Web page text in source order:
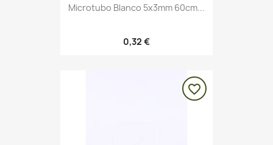
Microtubo Blanco 5x3mm 60cm...
0,32 €
favorite_border